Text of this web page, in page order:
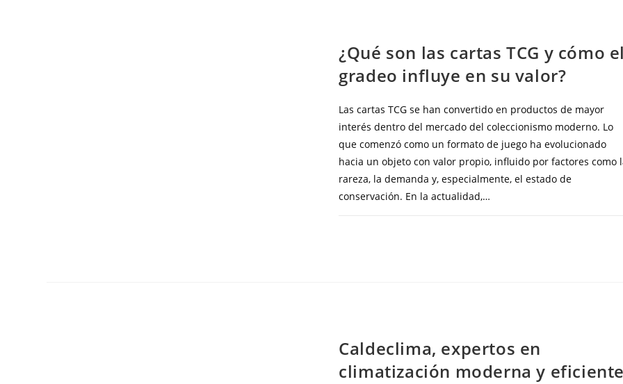
¿Qué son las cartas TCG y cómo el
gradeo influye en su valor?
Las cartas TCG se han convertido en productos de mayor
interés dentro del mercado del coleccionismo moderno. Lo
que comenzó como un formato de juego ha evolucionado
hacia un objeto con valor propio, influido por factores como
rareza, la demanda y, especialmente, el estado de
conservación. En la actualidad,…
Caldeclima, expertos en
climatización moderna y eficiente